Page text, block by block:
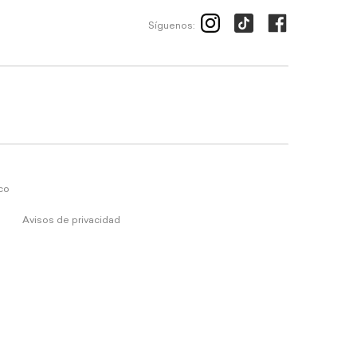
Síguenos:
Avisos de privacidad